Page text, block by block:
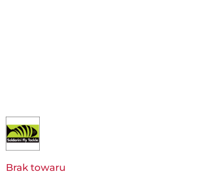
NAZWA
PRODUCENTA:
SOLDARINI
Brak towaru